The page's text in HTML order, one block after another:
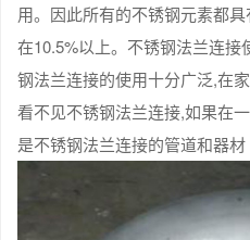
用。因此所有的不锈钢元素都
在10.5%以上。不锈钢法兰连
钢法兰连接的使用十分广泛,在
看不见不锈钢法兰连接,如果在
是不锈钢法兰连接的管道和器材